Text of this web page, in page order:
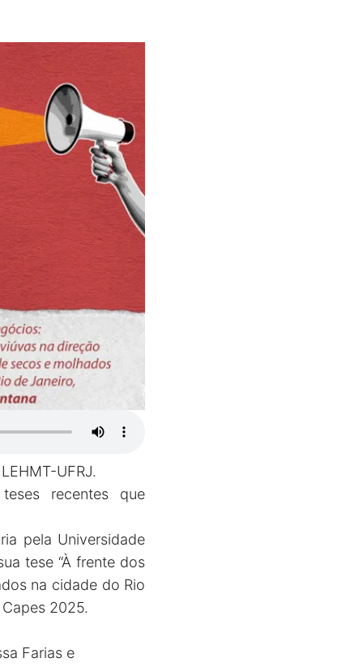
UFRJ.
recentes que
pela Universidade
tese “À frente dos
na cidade do Rio
2025.
Farias e